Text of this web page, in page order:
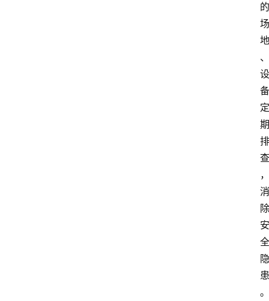
的
场
地
、
设
备
定
期
排
查
，
消
除
安
全
隐
患
。